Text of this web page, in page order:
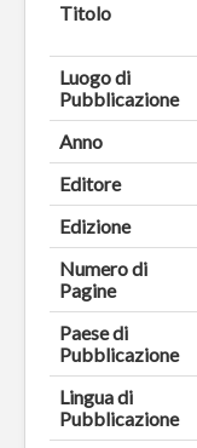
Titolo
Luogo di
Pubblicazione
Anno
Editore
Edizione
Numero di
Pagine
Paese di
Pubblicazione
Lingua di
Pubblicazione